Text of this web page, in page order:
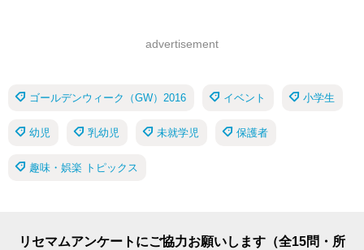
advertisement
ゴールデンウィーク（GW）2016 イベント 小学生
幼児 乳幼児 未就学児 保護者
趣味・娯楽 トピックス
リセマムアンケートにご協力お願いします（全15問・所